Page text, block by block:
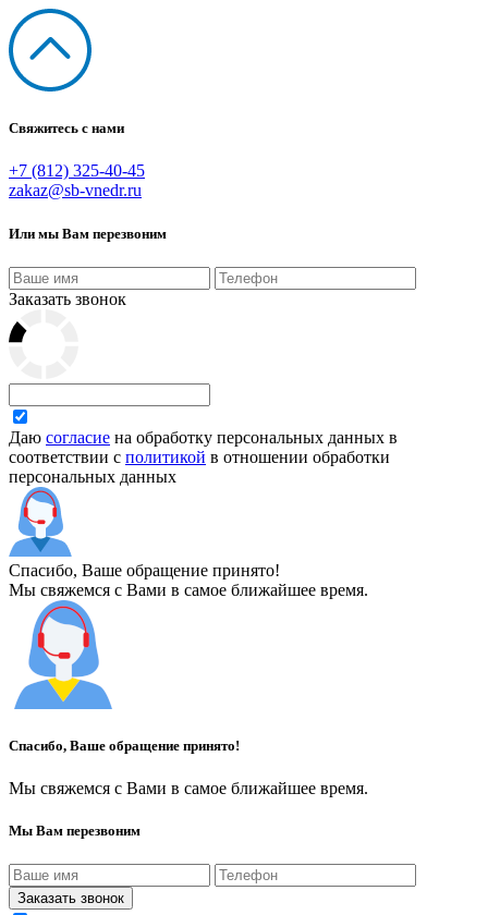
Свяжитесь с нами
+7 (812) 325-40-45
zakaz@sb-vnedr.ru
Или мы Вам перезвоним
Заказать звонок
Даю согласие на обработку персональных данных в
соответствии с политикой в отношении обработки
персональных данных
Спасибо, Ваше обращение принято!
Мы свяжемся с Вами в самое ближайшее время.
Спасибо, Ваше обращение принято!
Мы свяжемся с Вами в самое ближайшее время.
Мы Вам перезвоним
Заказать звонок